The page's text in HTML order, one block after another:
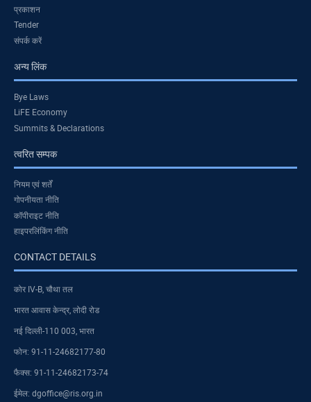
प्रकाशन
Tender
संपर्क करें
अन्य लिंक
Bye Laws
LiFE Economy
Summits & Declarations
त्वरित सम्पक
नियम एवं शर्तें
गोपनीयता नीति
कॉपीराइट नीति
हाइपरलिंकिंग नीति
CONTACT DETAILS
कोर IV-B, चौथा तल
भारत आवास केन्द्र, लोदी रोड
नई दिल्ली-110 003, भारत
फोन: 91-11-24682177-80
फैक्स: 91-11-24682173-74
ईमेल: dgoffice@ris.org.in